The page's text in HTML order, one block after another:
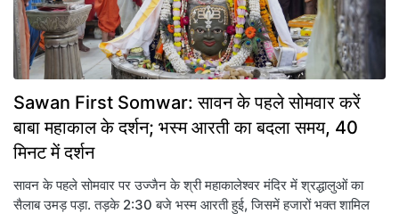
Sawan First Somwar: सावन के पहले सोमवार करें
बाबा महाकाल के दर्शन; भस्म आरती का बदला समय, 40
मिनट में दर्शन
सावन के पहले सोमवार पर उज्जैन के श्री महाकालेश्वर मंदिर में श्रद्धालुओं का
सैलाब उमड़ पड़ा. तड़के 2:30 बजे भस्म आरती हुई, जिसमें हजारों भक्त शामिल